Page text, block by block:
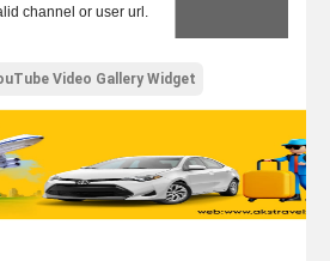
channel or user url.
Video Gallery Widget